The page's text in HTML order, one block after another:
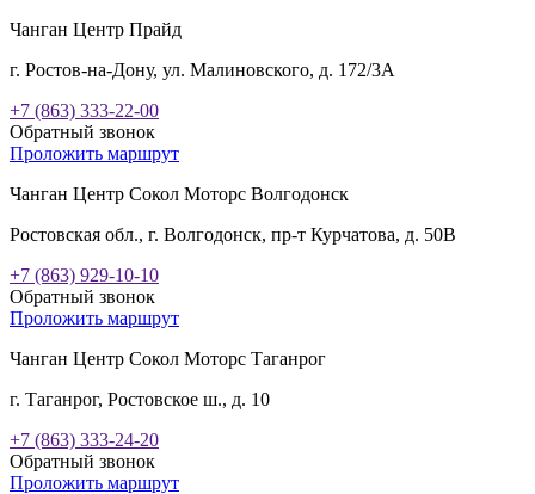
Чанган Центр Прайд
г. Ростов-на-Дону, ул. Малиновского, д. 172/3А
+7 (863) 333-22-00
Обратный звонок
Проложить маршрут
Чанган Центр Сокол Моторс Волгодонск
Ростовская обл., г. Волгодонск, пр-т Курчатова, д. 50В
+7 (863) 929-10-10
Обратный звонок
Проложить маршрут
Чанган Центр Сокол Моторс Таганрог
г. Таганрог, Ростовское ш., д. 10
+7 (863) 333-24-20
Обратный звонок
Проложить маршрут